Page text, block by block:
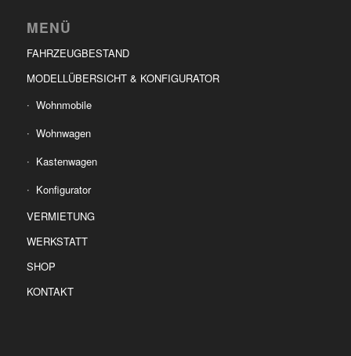
MENÜ
FAHRZEUGBESTAND
MODELLÜBERSICHT & KONFIGURATOR
Wohnmobile
Wohnwagen
Kastenwagen
Konfigurator
VERMIETUNG
WERKSTATT
SHOP
KONTAKT